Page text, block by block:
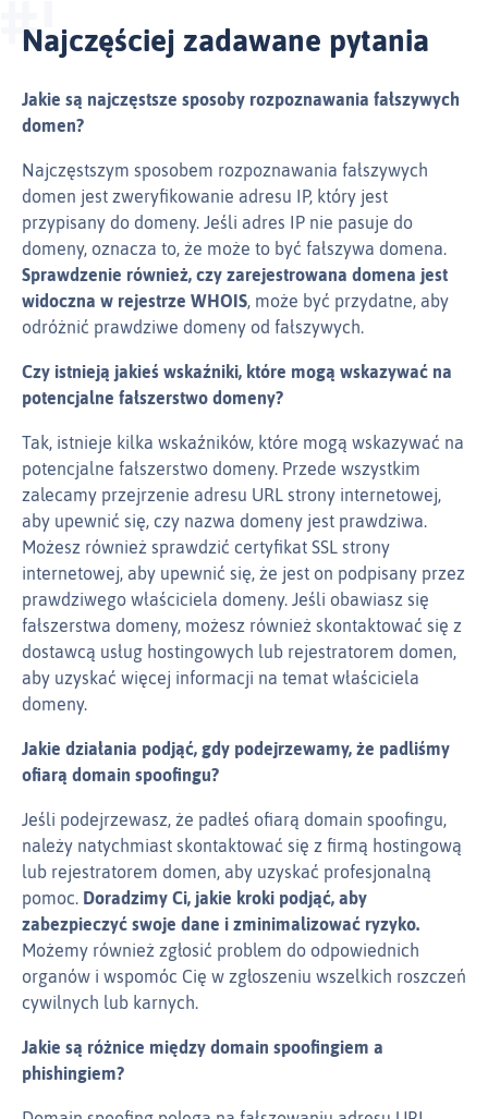
Najczęściej zadawane pytania
Jakie są najczęstsze sposoby rozpoznawania fałszywych
domen?
Najczęstszym sposobem rozpoznawania fałszywych
domen jest zweryfikowanie adresu IP, który jest
przypisany do domeny. Jeśli adres IP nie pasuje do
domeny, oznacza to, że może to być fałszywa domena.
Sprawdzenie również, czy zarejestrowana domena jest
widoczna w rejestrze WHOIS, może być przydatne, aby
odróżnić prawdziwe domeny od fałszywych.
Czy istnieją jakieś wskaźniki, które mogą wskazywać na
potencjalne fałszerstwo domeny?
Tak, istnieje kilka wskaźników, które mogą wskazywać na
potencjalne fałszerstwo domeny. Przede wszystkim
zalecamy przejrzenie adresu URL strony internetowej,
aby upewnić się, czy nazwa domeny jest prawdziwa.
Możesz również sprawdzić certyfikat SSL strony
internetowej, aby upewnić się, że jest on podpisany przez
prawdziwego właściciela domeny. Jeśli obawiasz się
fałszerstwa domeny, możesz również skontaktować się z
dostawcą usług hostingowych lub rejestratorem domen,
aby uzyskać więcej informacji na temat właściciela
domeny.
Jakie działania podjąć, gdy podejrzewamy, że padliśmy
ofiarą domain spoofingu?
Jeśli podejrzewasz, że padłeś ofiarą domain spoofingu,
należy natychmiast skontaktować się z firmą hostingową
lub rejestratorem domen, aby uzyskać profesjonalną
pomoc. Doradzimy Ci, jakie kroki podjąć, aby
zabezpieczyć swoje dane i zminimalizować ryzyko.
Możemy również zgłosić problem do odpowiednich
organów i wspomóc Cię w zgłoszeniu wszelkich roszczeń
cywilnych lub karnych.
Jakie są różnice między domain spoofingiem a
phishingiem?